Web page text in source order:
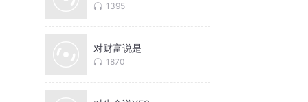
1395
对财富说是
1870